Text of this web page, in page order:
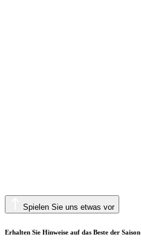
Spielen Sie uns etwas vor
Erhalten Sie Hinweise auf das Beste der Saison